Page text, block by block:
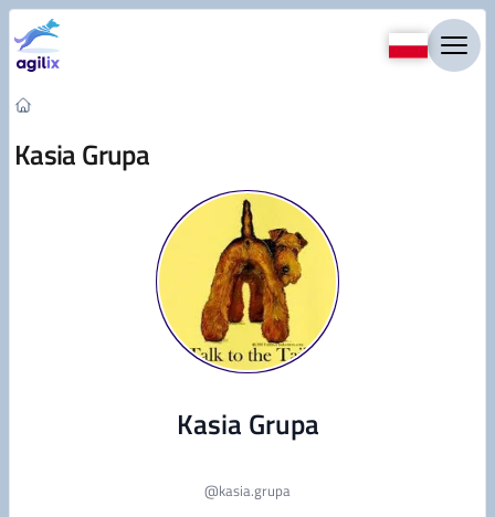
Przejdź do treści
Kasia Grupa
Kasia Grupa
@kasia.grupa